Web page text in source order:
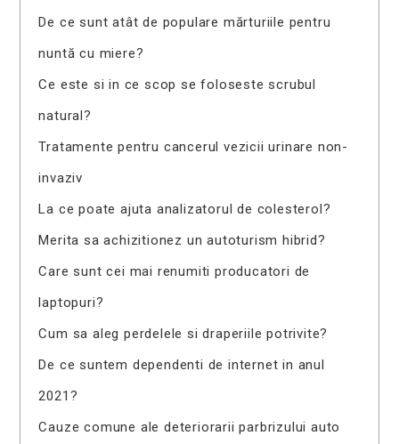
De ce sunt atât de populare mărturiile pentru
nuntă cu miere?
Ce este si in ce scop se foloseste scrubul
natural?
Tratamente pentru cancerul vezicii urinare non-
invaziv
La ce poate ajuta analizatorul de colesterol?
Merita sa achizitionez un autoturism hibrid?
Care sunt cei mai renumiti producatori de
laptopuri?
Cum sa aleg perdelele si draperiile potrivite?
De ce suntem dependenti de internet in anul
2021?
Cauze comune ale deteriorarii parbrizului auto